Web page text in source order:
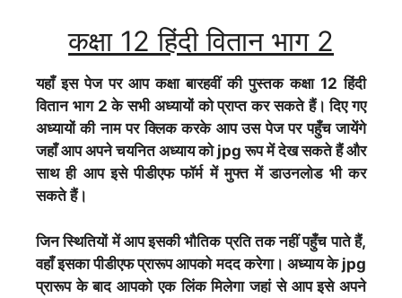
कक्षा 12 हिंदी वितान भाग 2
यहाँ इस पेज पर आप कक्षा बारहवीं की पुस्तक कक्षा 12 हिंदी
वितान भाग 2 के सभी अध्यायों को प्राप्त कर सकते हैं। दिए गए
अध्यायों की नाम पर क्लिक करके आप उस पेज पर पहुँच जायेंगे
जहाँ आप अपने चयनित अध्याय को jpg रूप में देख सकते हैं और
साथ ही आप इसे पीडीएफ फॉर्म में मुफ्त में डाउनलोड भी कर
सकते हैं।
जिन स्थितियों में आप इसकी भौतिक प्रति तक नहीं पहुँच पाते हैं,
वहाँ इसका पीडीएफ प्रारूप आपको मदद करेगा। अध्याय के jpg
प्रारूप के बाद आपको एक लिंक मिलेगा जहां से आप इसे अपने